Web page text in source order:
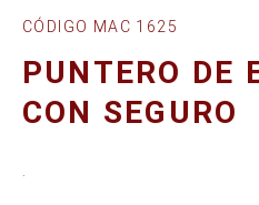
CÓDIGO MAC 1625
PUNTERO DE
CON SEGURO